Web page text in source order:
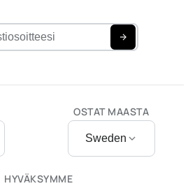
HYVÄKSYMME
OSTAT MAASTA
Sweden